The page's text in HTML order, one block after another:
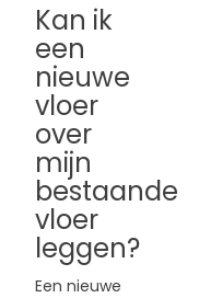
Kan ik
een
nieuwe
vloer
over
mijn
bestaande
vloer
leggen?
Een nieuwe